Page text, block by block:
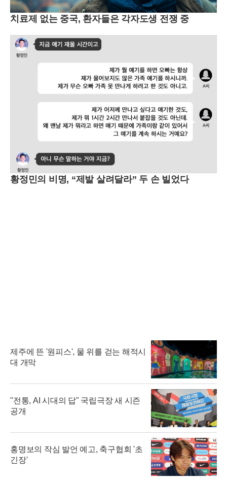
치료제 없는 중국, 환자들은 각자도생 전쟁 중
황정민의 비명, “제발 살려달라” 두 손 빌었다
제주에 뜬 '원피스', 물 위를 걷는 해적시
대 개막
"전통, AI 시대의 답" 국립극장 새 시즌
공개
홍명보의 작심 발언 예고, 축구협회 '초
긴장'